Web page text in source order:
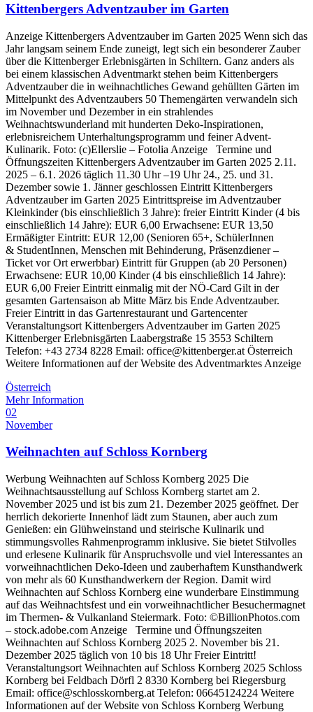
Kittenbergers Adventzauber im Garten
Anzeige Kittenbergers Adventzauber im Garten 2025 Wenn sich das
Jahr langsam seinem Ende zuneigt, legt sich ein besonderer Zauber
über die Kittenberger Erlebnisgärten in Schiltern. Ganz anders als
bei einem klassischen Adventmarkt stehen beim Kittenbergers
Adventzauber die in weihnachtliches Gewand gehüllten Gärten im
Mittelpunkt des Adventzaubers 50 Themengärten verwandeln sich
im November und Dezember in ein strahlendes
Weihnachtswunderland mit hunderten Deko-Inspirationen,
erlebnisreichem Unterhaltungsprogramm und feiner Advent-
Kulinarik. Foto: (c)Ellerslie – Fotolia Anzeige Termine und
Öffnungszeiten Kittenbergers Adventzauber im Garten 2025 2.11.
2025 – 6.1. 2026 täglich 11.30 Uhr –19 Uhr 24., 25. und 31.
Dezember sowie 1. Jänner geschlossen Eintritt Kittenbergers
Adventzauber im Garten 2025 Eintrittspreise im Adventzauber
Kleinkinder (bis einschließlich 3 Jahre): freier Eintritt Kinder (4 bis
einschließlich 14 Jahre): EUR 6,00 Erwachsene: EUR 13,50
Ermäßigter Eintritt: EUR 12,00 (Senioren 65+, SchülerInnen
& StudentInnen, Menschen mit Behinderung, Präsenzdiener –
Ticket vor Ort erwerbbar) Eintritt für Gruppen (ab 20 Personen)
Erwachsene: EUR 10,00 Kinder (4 bis einschließlich 14 Jahre):
EUR 6,00 Freier Eintritt einmalig mit der NÖ-Card Gilt in der
gesamten Gartensaison ab Mitte März bis Ende Adventzauber.
Freier Eintritt in das Gartenrestaurant und Gartencenter
Veranstaltungsort Kittenbergers Adventzauber im Garten 2025
Kittenberger Erlebnisgärten Laabergstraße 15 3553 Schiltern
Telefon: +43 2734 8228 Email: office@kittenberger.at Österreich
Weitere Informationen auf der Website des Adventmarktes Anzeige
Österreich
Mehr Information
02
November
Weihnachten auf Schloss Kornberg
Werbung Weihnachten auf Schloss Kornberg 2025 Die
Weihnachtsausstellung auf Schloss Kornberg startet am 2.
November 2025 und ist bis zum 21. Dezember 2025 geöffnet. Der
herrlich dekorierte Innenhof lädt zum Staunen, aber auch zum
Genießen: ein Glühweinstand und steirische Kulinarik und
stimmungsvolles Rahmenprogramm inklusive. Sie bietet Stilvolles
und erlesene Kulinarik für Anspruchsvolle und viel Interessantes an
vorweihnachtlichen Deko-Ideen und zauberhaftem Kunsthandwerk
von mehr als 60 Kunsthandwerkern der Region. Damit wird
Weihnachten auf Schloss Kornberg eine wunderbare Einstimmung
auf das Weihnachtsfest und ein vorweihnachtlicher Besuchermagnet
im Thermen- & Vulkanland Steiermark. Foto: ©BillionPhotos.com
– stock.adobe.com Anzeige Termine und Öffnungszeiten
Weihnachten auf Schloss Kornberg 2025 2. November bis 21.
Dezember 2025 täglich von 10 bis 18 Uhr Freier Eintritt!
Veranstaltungsort Weihnachten auf Schloss Kornberg 2025 Schloss
Kornberg bei Feldbach Dörfl 2 8330 Kornberg bei Riegersburg
Email: office@schlosskornberg.at Telefon: 06645124224 Weitere
Informationen auf der Website von Schloss Kornberg Werbung